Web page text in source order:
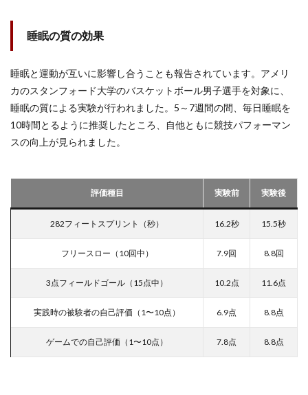
睡眠の質の効果
睡眠と運動が互いに影響し合うことも報告されています。アメリ
カのスタンフォード大学のバスケットボール男子選手を対象に、
睡眠の質による実験が行われました。5～7週間の間、毎日睡眠を
10時間とるように推奨したところ、自他ともに競技パフォーマン
スの向上が見られました。
評価種目 実験前 実験後
282フィートスプリント（秒） 16.2秒 15.5秒
フリースロー（10回中） 7.9回 8.8回
3点フィールドゴール（15点中） 10.2点 11.6点
実践時の被験者の自己評価（1〜10点） 6.9点 8.8点
ゲームでの自己評価（1〜10点） 7.8点 8.8点